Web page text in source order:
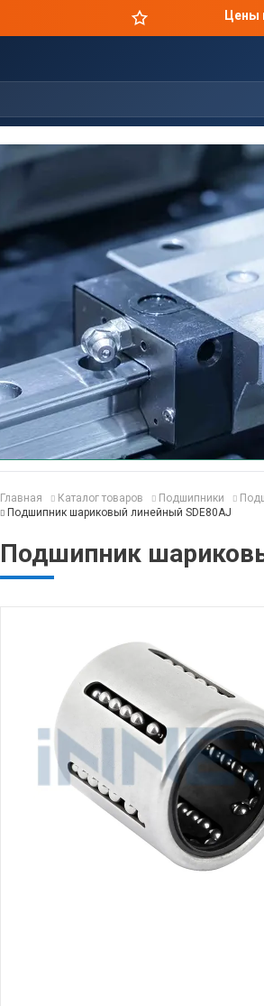
Цены
Главная Каталог товаров Подшипники
Подшипник шариковый линейный SDE80AJ
Подшипник